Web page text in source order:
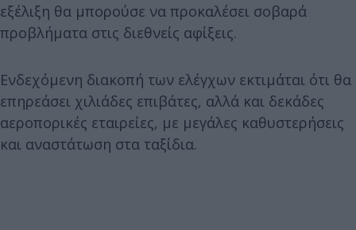
εξέλιξη θα μπορούσε να προκαλέσει σοβαρά
προβλήματα στις διεθνείς αφίξεις.
Ενδεχόμενη διακοπή των ελέγχων εκτιμάται ότι θα
επηρεάσει χιλιάδες επιβάτες, αλλά και δεκάδες
αεροπορικές εταιρείες, με μεγάλες καθυστερήσεις
και αναστάτωση στα ταξίδια.